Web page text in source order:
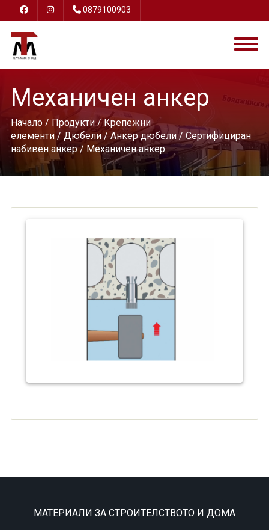
0879100903
Механичен анкер
Начало/ Продукти/Крепежни
елементи/Дюбели/ Анкер дюбели/ Сертифициран
набивен анкер/ Механичен анкер
МАТЕРИАЛИ ЗА СТРОИТЕЛСТВОТО И ДОМА